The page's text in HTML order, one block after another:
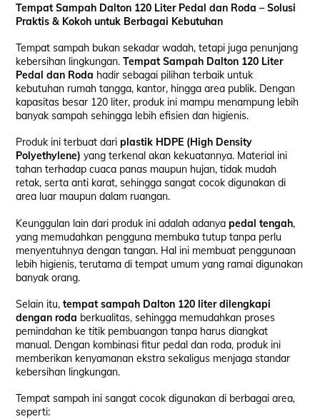
Tempat Sampah Dalton 120 Liter Pedal dan Roda – Solusi
Praktis & Kokoh untuk Berbagai Kebutuhan
Tempat sampah bukan sekadar wadah, tetapi juga penunjang
kebersihan lingkungan.Tempat Sampah Dalton 120 Liter
Pedal dan Roda hadir sebagai pilihan terbaik untuk
kebutuhan rumah tangga, kantor, hingga area publik. Dengan
kapasitas besar 120 liter, produk ini mampu menampung lebih
banyak sampah sehingga lebih efisien dan higienis.
Produk ini terbuat dariplastik HDPE (High Density
Polyethylene) yang terkenal akan kekuatannya. Material ini
tahan terhadap cuaca panas maupun hujan, tidak mudah
retak, serta anti karat, sehingga sangat cocok digunakan di
area luar maupun dalam ruangan.
Keunggulan lain dari produk ini adalah adanyapedal tengah,
yang memudahkan pengguna membuka tutup tanpa perlu
menyentuhnya dengan tangan. Hal ini membuat penggunaan
lebih higienis, terutama di tempat umum yang ramai digunakan
banyak orang.
Selain itu,tempat sampah Dalton 120 liter dilengkapi
dengan roda berkualitas, sehingga memudahkan proses
pemindahan ke titik pembuangan tanpa harus diangkat
manual. Dengan kombinasi fitur pedal dan roda, produk ini
memberikan kenyamanan ekstra sekaligus menjaga standar
kebersihan lingkungan.
Tempat sampah ini sangat cocok digunakan di berbagai area,
seperti: